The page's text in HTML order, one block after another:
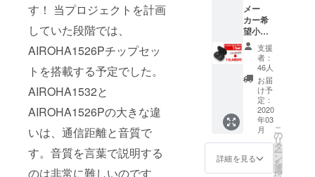
す！ 当プロジェクトを計画
していた段階では、
AIROHA1526Pチップセッ
トを搭載する予定でした。
AIROHA1532と
AIROHA1526Pの大きな違
いは、通信距離と音質で
す。音質を言葉で説明する
のは非常に難しいのです
リダ、デト
ロイト、マ
ルセイユ、
マルタ、
ポーラン
コ、深セ
ン、広州、
インチョ
ン、ソウ
ル、香港、
メー
カー希
望小売
価格
15,500
円(税
込)→10
480円
(税込,送
料込)
【内容
物】
CHEET
AH イヤ
ホン 1
支援
者：
46人
お届
け予
定：
2020
年03
月
詳細を見る
こ
の
リ
タ
ー
ン
を
選